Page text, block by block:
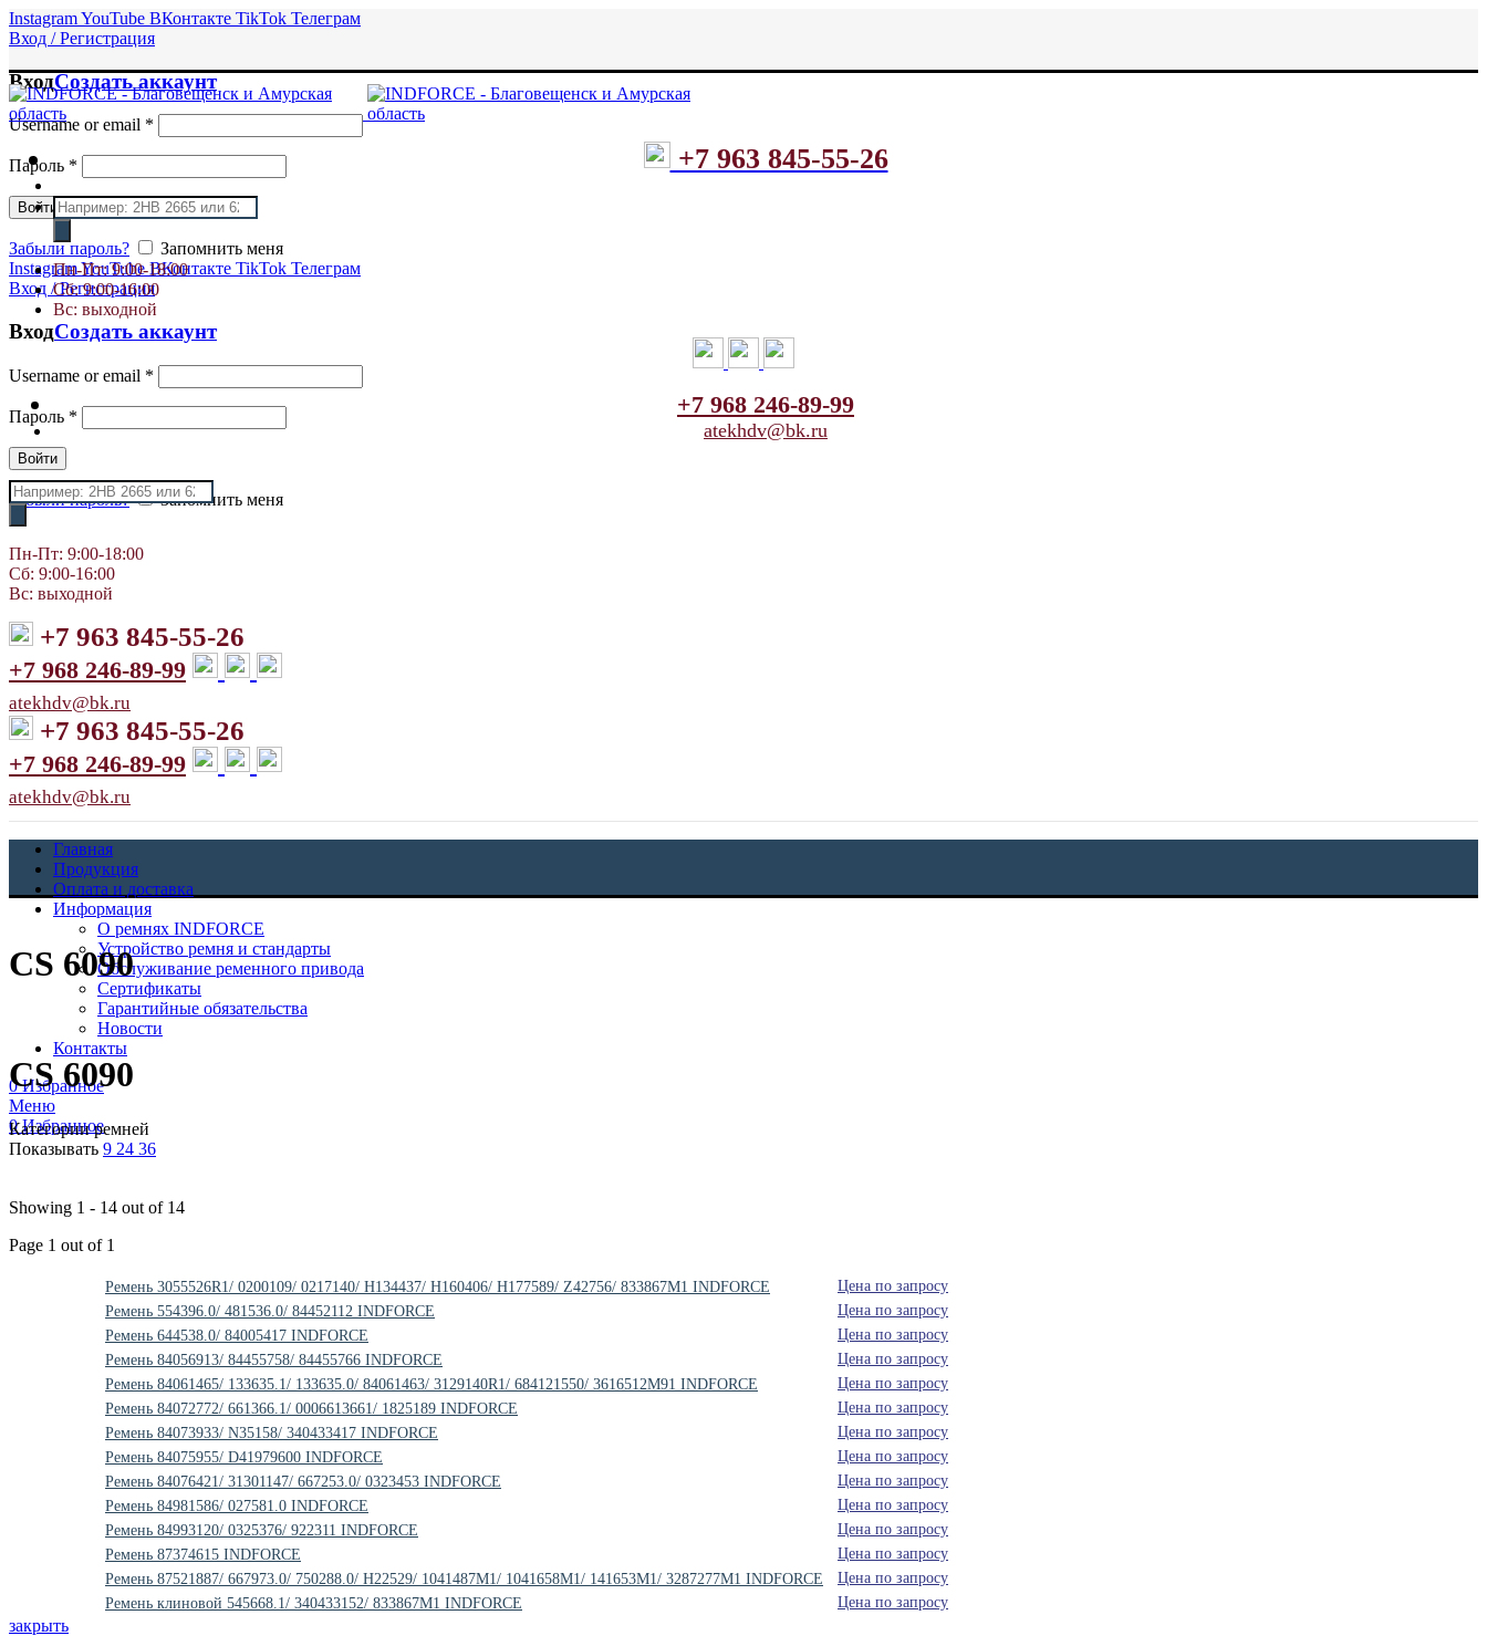
InstagramYouTube ВКонтакте TikTok Телеграм
Вход / Регистрация
ВходСоздать аккаунт
Username or email *
Пароль *
Войти
Забыли пароль?
Запомнить меня
InstagramYouTube ВКонтакте TikTok Телеграм
Вход / Регистрация
ВходСоздать аккаунт
Username or email *
Пароль *
Войти
Забыли пароль? Запомнить меня
+7 963 845-55-26
Поиск
товаров
Пн-Пт: 9:00-18:00
Сб: 9:00-16:00
Вс: выходной
+7 968 246-89-99
atekhdv@bk.ru
Поиск
товаров
Пн-Пт: 9:00-18:00
Сб: 9:00-16:00
Вс: выходной
+7 963 845-55-26
+7 968 246-89-99
atekhdv@bk.ru
+7 963 845-55-26
+7 968 246-89-99
atekhdv@bk.ru
Главная
Продукция
Оплата и доставка
Информация
О ремнях INDFORCE
Устройство ремня и стандарты
Обслуживание ременного привода
Сертификаты
Гарантийные обязательства
Новости
Контакты
0Избранное
Меню
0Избранное
CS 6090
CS 6090
Категории ремней
Показывать 9 24 36
Showing 1 - 14 out of 14
Page 1 out of 1
Ремень 3055526R1/ 0200109/ 0217140/ H134437/ H160406/ H177589/ Z42756/ 833867M1 INDFORCE
Цена по запросу
Ремень 554396.0/ 481536.0/ 84452112 INDFORCE
Цена по запросу
Ремень 644538.0/ 84005417 INDFORCE
Цена по запросу
Ремень 84056913/ 84455758/ 84455766 INDFORCE
Цена по запросу
Ремень 84061465/ 133635.1/ 133635.0/ 84061463/ 3129140R1/ 684121550/ 3616512M91 INDFORCE
Цена по запросу
Ремень 84072772/ 661366.1/ 0006613661/ 1825189 INDFORCE
Цена по запросу
Ремень 84073933/ N35158/ 340433417 INDFORCE
Цена по запросу
Ремень 84075955/ D41979600 INDFORCE
Цена по запросу
Ремень 84076421/ 31301147/ 667253.0/ 0323453 INDFORCE
Цена по запросу
Ремень 84981586/ 027581.0 INDFORCE
Цена по запросу
Ремень 84993120/ 0325376/ 922311 INDFORCE
Цена по запросу
Ремень 87374615 INDFORCE
Цена по запросу
Ремень 87521887/ 667973.0/ 750288.0/ H22529/ 1041487M1/ 1041658M1/ 141653M1/ 3287277M1 INDFORCE
Цена по запросу
Ремень клиновой 545668.1/ 340433152/ 833867M1 INDFORCE
Цена по запросу
закрыть